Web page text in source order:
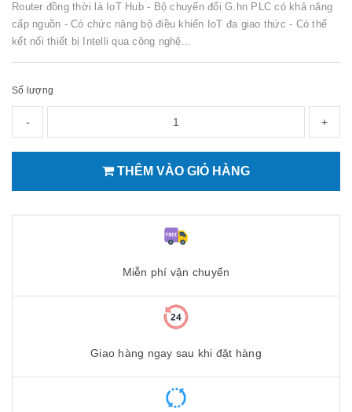
Router đồng thời là IoT Hub - Bộ chuyển đổi G.hn PLC có khả năng
cấp nguồn - Có chức năng bộ điều khiển IoT đa giao thức - Có thể
kết nối thiết bị Intelli qua công nghệ...
Số lượng
- +
THÊM VÀO GIỎ HÀNG
Miễn phí vận chuyển
Giao hàng ngay sau khi đặt hàng